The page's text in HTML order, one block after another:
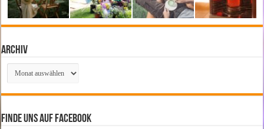
Archiv
Archiv
Finde uns auf Facebook